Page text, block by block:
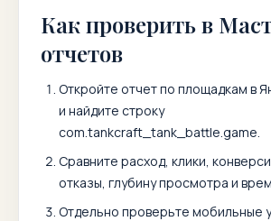
Как проверить в
отчетов
Откройте отчет по площадкам в
и найдите строку
com.tankcraft_tank_battle.game.
Сравните расход, клики,
отказы, глубину просмотра и
Отдельно проверьте мобильные